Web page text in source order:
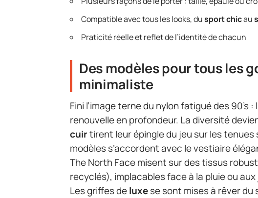
Compatible avec tous les looks, dusport chicau
Praticité réelle et reflet de l’identité de chacun
Des modèles pour tous les
minimaliste
Fini l’image terne du nylon fatigué des 90’s :
renouvelle en profondeur. La diversité
cuirtirent leur épingle du jeu sur les
modèles s’accordent avec le vestiaire
The North Face misent sur des tissus
recyclés), implacables face à la pluie ou
Les griffes deluxese sont mises à rêver du